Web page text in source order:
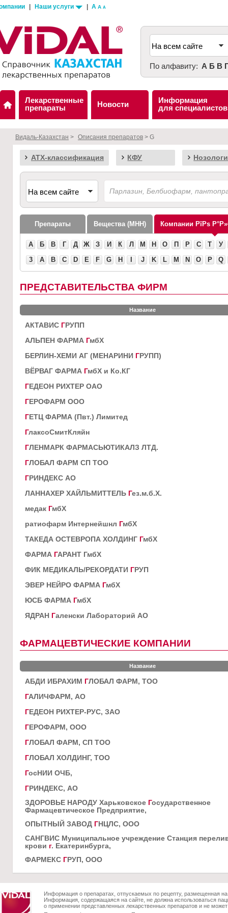
Наши услуги A A A
По алфавиту: А Б В
Лекарственные
препараты
Новости
Информация
для специалистов
Видаль-Казахстан > Описания препаратов > G
АТХ-классификация КФУ
Препараты Вещества (МНН) Компании
А Б В Г Д Ж З И К Л М Н О П Р С Т
У
3
A B C D E F G H J K L M N O P Q
ПРЕДСТАВИТЕЛЬСТВА ФИРМ
Название
АКТАВИС Г РУПП
АЛЬПЕН ФАРМА ГмбХ
БЕРЛИН-ХЕМИ АГ (МЕНАРИНИ Г РУПП)
ВЁРВАГ ФАРМА ГмбХ и Ко.КГ
Г ЕДЕОН РИХТЕР ОАО
Г ЕРОФАРМ ООО
Г ЕТЦ ФАРМА (Пвт.) Лимитед
ГлаксоСмитКляйн
ГЛЕНМАРК ФАРМАСЬЮТИКАЛЗ ЛТД.
ГЛОБАЛ ФАРМ СП ТОО
Г РИНДЕКС АО
ЛАННАХЕР ХАЙЛЬМИТТЕЛЬ Гез.м.б.Х.
медак ГмбХ
ратиофарм Интернейшнл ГмбХ
ТАКЕДА ОСТЕВРОПА ХОЛДИНГ ГмбХ
ФАРМА ГАРАНТ ГмбХ
ФИК МЕДИКАЛЬ/РЕКОРДАТИ Г РУП
ЭВЕР НЕЙРО ФАРМА ГмбХ
ЮСБ ФАРМА ГмбХ
ЯДРАН
Галенски Лабораторий АО
ФАРМАЦЕВТИЧЕСКИЕ КОМПАНИИ
Название
АБДИ ИБРАХИМ ГЛОБАЛ ФАРМ, ТОО
ГАЛИЧФАРМ, АО
Г ЕДЕОН РИХТЕР-РУС, ЗАО
Г ЕРОФАРМ, ООО
ГЛОБАЛ ФАРМ, СП ТОО
ГЛОБАЛ ХОЛДИНГ, ТОО
ГосНИИ ОЧБ,
Г РИНДЕКС, АО
ЗДОРОВЬЕ НАРОДУ Харьковское Государственное
Фармацевтическое Предприятие,
ОПЫТНЫЙ ЗАВОД Г НЦЛС, ООО
САНГВИС Муниципальное учреждение Станция
крови г. Екатеринбурга,
ФАРМЕКС Г РУП, ООО
Информация о препаратах, отпускаемых по рецепту, размещенная
Информация, содержащаяся на сайте, не должна использоваться
о применении представленных лекарственных препаратов и не